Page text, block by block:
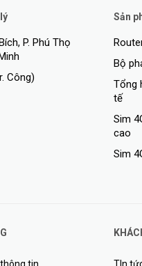
P. Phú Thọ
Công)
Sản
Bộ
Tổng
tế
Sim
cao
Sim
tin TIn